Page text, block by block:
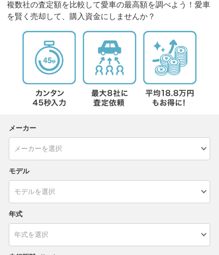
複数社の査定額を比較して愛車の最高額を調べよう！愛車
を賢く売却して、購入資金にしませんか？
メーカー
モデル
年式